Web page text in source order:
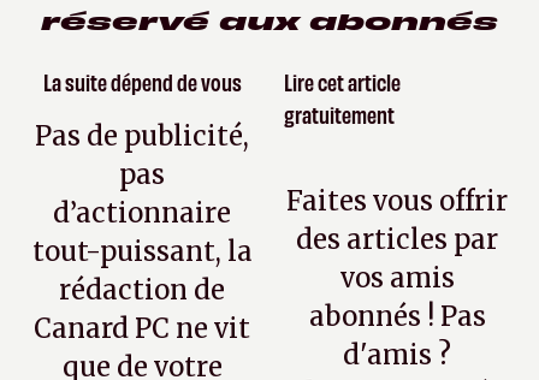
réservé aux abonnés
La suite dépend de vous
Pas de publicité,
pas
d’actionnaire
tout-puissant, la
rédaction de
Canard PC ne vit
que de votre
Lire cet article
gratuitement
Faites vous offrir
des articles par
vos amis
abonnés ! Pas
d'amis ?